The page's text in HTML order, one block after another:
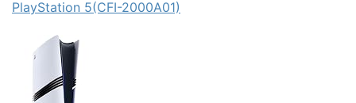
PlayStation 5(CFI-2000A01)